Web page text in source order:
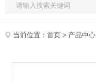
当前位置：首页 > 产品中心